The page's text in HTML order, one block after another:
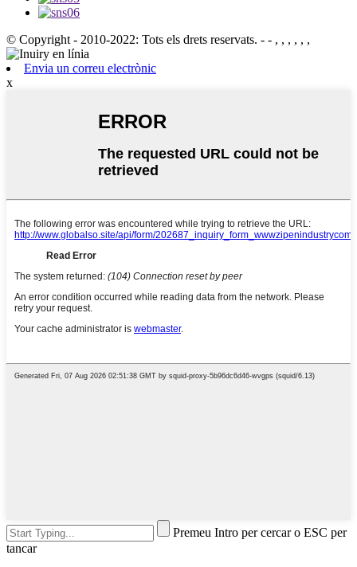
© Copyright - 2010-2022: Tots els drets reservats. - - , , , , , ,
Envia un correu electrònic
x
Premeu Intro per cercar o ESC per
tancar